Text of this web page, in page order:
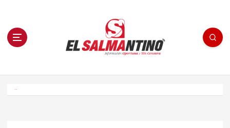
n El Salmantino - medios/noticias/editorial